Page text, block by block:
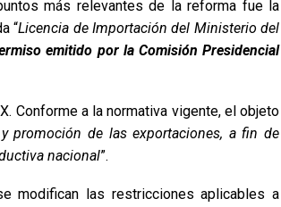
más relevantes de la reforma fue la
“Licencia de Importación del Ministerio del
emitido por la Comisión Presidencial
Conforme a la normativa vigente, el objeto
promoción de las exportaciones, a fin de
nacional”.
modifican las restricciones aplicables a